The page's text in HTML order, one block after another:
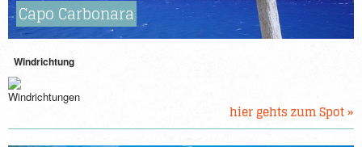
Capo Carbonara
Windrichtung
hier gehts zum Spot »